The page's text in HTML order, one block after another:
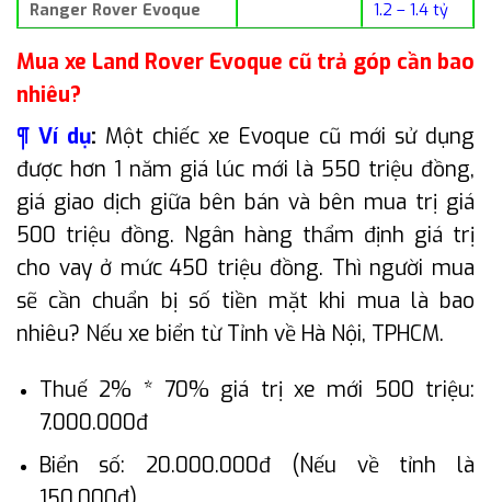
Ranger Rover Evoque 1.2 – 1.4 tỷ
Mua xe Land Rover Evoque cũ trả góp cần bao
nhiêu?
¶ Ví dụ: Một chiếc xe Evoque cũ mới sử dụng
được hơn 1 năm giá lúc mới là 550 triệu đồng,
giá giao dịch giữa bên bán và bên mua trị giá
500 triệu đồng. Ngân hàng thẩm định giá trị
cho vay ở mức 450 triệu đồng. Thì người mua
sẽ cần chuẩn bị số tiền mặt khi mua là bao
nhiêu? Nếu xe biển từ Tỉnh về Hà Nội, TPHCM.
Thuế 2% * 70% giá trị xe mới 500 triệu:
7.000.000đ
Biển số: 20.000.000đ (Nếu về tỉnh là